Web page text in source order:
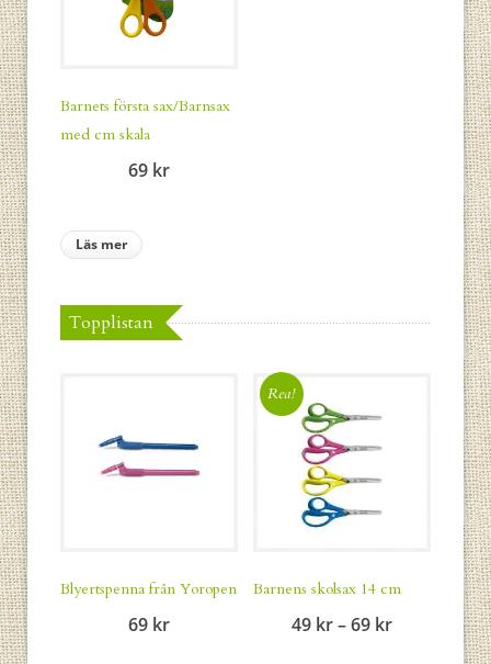
Barnets första sax/Barnsax
med cm skala
69 kr
Läs mer
Topplistan
Blyertspenna från Yoropen
69 kr
Rea!
Barnens skolsax 14 cm
49 kr–69 kr